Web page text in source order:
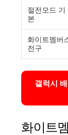
절전모드 기
본
화이트멤버
전구
갤럭시
화이트